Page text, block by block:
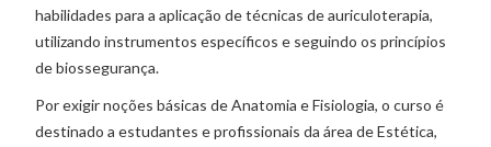
habilidades para a aplicação de técnicas de auriculoterapia,
utilizando instrumentos específicos e seguindo os princípios
de biossegurança.
Por exigir noções básicas de Anatomia e Fisiologia, o curso é
destinado a estudantes e profissionais da área de Estética,